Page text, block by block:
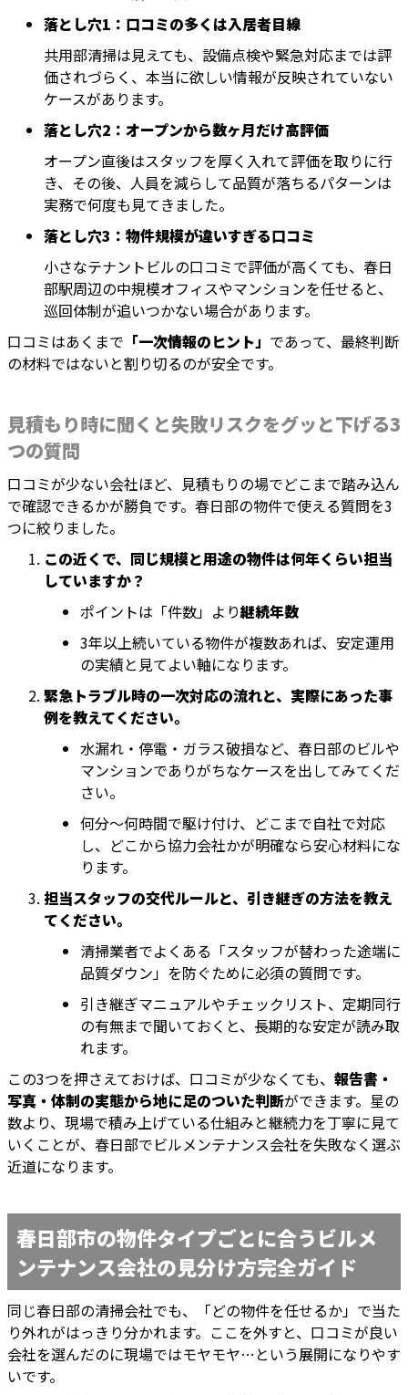
落とし穴1：口コミの多くは入居者目線
共用部清掃は見えても、設備点検や緊急対応までは評
価されづらく、本当に欲しい情報が反映されていない
ケースがあります。
落とし穴2：オープンから数ヶ月だけ高評価
オープン直後はスタッフを厚く入れて評価を取りに行
き、その後、人員を減らして品質が落ちるパターンは
実務で何度も見てきました。
落とし穴3：物件規模が違いすぎる口コミ
小さなテナントビルの口コミで評価が高くても、春日
部駅周辺の中規模オフィスやマンションを任せると、
巡回体制が追いつかない場合があります。
口コミはあくまで 「一次情報のヒント」 であって、最終判断
の材料ではないと割り切るのが安全です。
見積もり時に聞くと失敗リスクをグッと下げる3
つの質問
口コミが少ない会社ほど、見積もりの場でどこまで踏み込ん
で確認できるかが勝負です。春日部の物件で使える質問を3
つに絞りました。
この近くで、同じ規模と用途の物件は何年くらい担当
していますか？
ポイントは「件数」より継続年数
3年以上続いている物件が複数あれば、安定運用
の実績と見てよい軸になります。
緊急トラブル時の一次対応の流れと、実際にあった事
例を教えてください。
水漏れ・停電・ガラス破損など、春日部のビルや
マンションでありがちなケースを出してみてくだ
さい。
何分〜何時間で駆け付け、どこまで自社で対応
し、どこから協力会社かが明確なら安心材料にな
ります。
担当スタッフの交代ルールと、引き継ぎの方法を教え
てください。
清掃業者でよくある「スタッフが替わった途端に
品質ダウン」を防ぐために必須の質問です。
引き継ぎマニュアルやチェックリスト、定期同行
の有無まで聞いておくと、長期的な安定が読み取
れます。
この3つを押さえておけば、口コミが少なくても、 報告書・
写真・体制の実態から地に足のついた判断ができます。星の
数より、現場で積み上げている仕組みと継続力を丁寧に見て
いくことが、春日部でビルメンテナンス会社を失敗なく選ぶ
近道になります。
春日部市の物件タイプごとに合うビルメ
ンテナンス会社の見分け方完全ガイド
同じ春日部の清掃会社でも、「どの物件を任せるか」で当た
り外れがはっきり分かれます。ここを外すと、口コミが良い
会社を選んだのに現場ではモヤモヤ…という展開になりやす
いです。